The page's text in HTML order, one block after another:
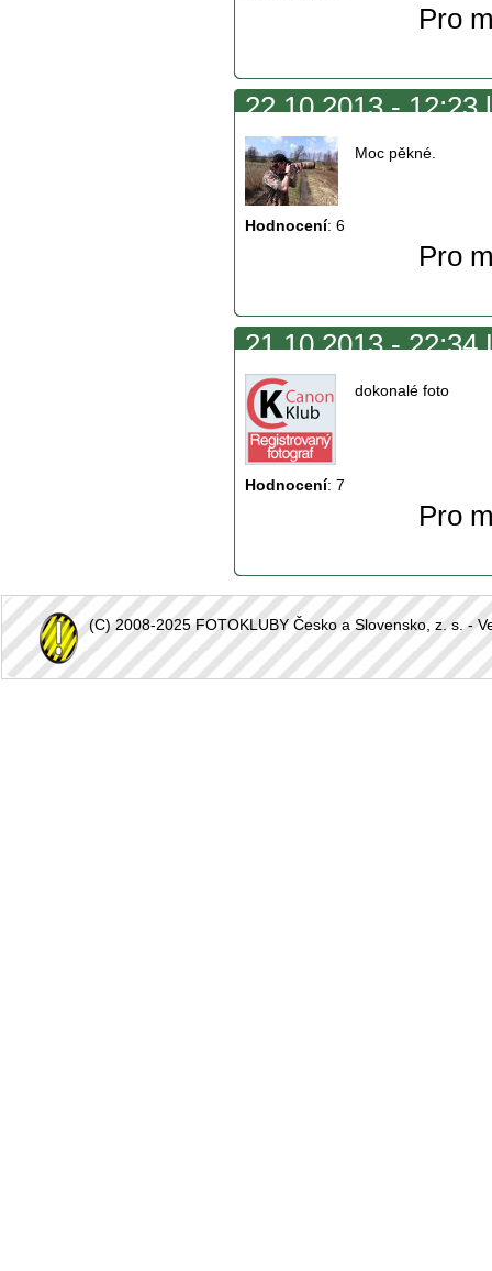
Pro
22.10.2013 -
Hodnocení: 6
Moc pěkné.
Pro
21.10.2013 -
Hodnocení: 7
dokonalé foto
Pro
(C) 2008-2025 FOTOKLUBY Česko a Slovensko, z. s. -